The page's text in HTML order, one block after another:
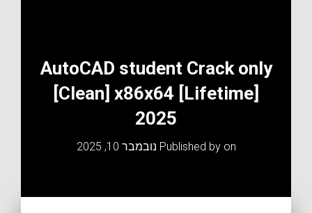
AutoCAD student Crack only
[Clean] x86x64 [Lifetime]
2025
Published by נובמבר 10, 2025